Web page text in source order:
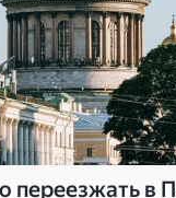
переезжать в